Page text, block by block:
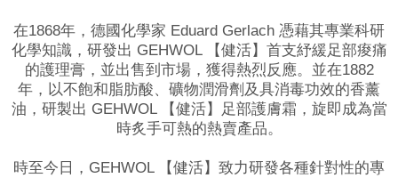
在1868年，德國化學家 Eduard Gerlach 憑藉其專業科研
化學知識，研發出 GEHWOL 【健活】首支紓緩足部痠痛
的護理膏，並出售到市場，獲得熱烈反應。並在1882
年，以不飽和脂肪酸、礦物潤滑劑及具消毒功效的香薰
油，研製出 GEHWOL 【健活】足部護膚霜，旋即成為當
時炙手可熱的熱賣產品。
時至今日，GEHWOL 【健活】致力研發各種針對性的專